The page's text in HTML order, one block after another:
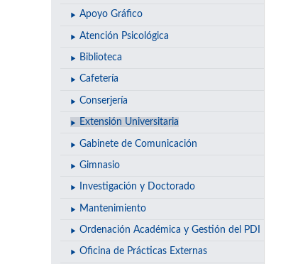
Apoyo Gráfico
Atención Psicológica
Biblioteca
Cafetería
Conserjería
Extensión Universitaria
Gabinete de Comunicación
Gimnasio
Investigación y Doctorado
Mantenimiento
Ordenación Académica y Gestión del PDI
Oficina de Prácticas Externas